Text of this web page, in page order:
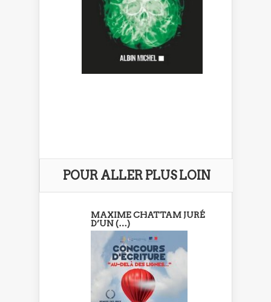
POUR ALLER PLUS LOIN
MAXIME CHATTAM JURÉ
D’UN (…)